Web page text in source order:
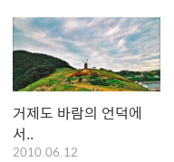
거제도 바람의 언덕에
서..
2010.06.12